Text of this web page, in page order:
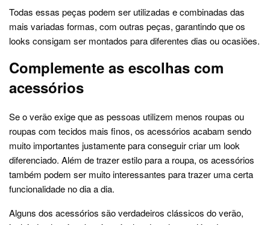
Todas essas peças podem ser utilizadas e combinadas das
mais variadas formas, com outras peças, garantindo que os
looks consigam ser montados para diferentes dias ou ocasiões.
Complemente as escolhas com
acessórios
Se o verão exige que as pessoas utilizem menos roupas ou
roupas com tecidos mais finos, os acessórios acabam sendo
muito importantes justamente para conseguir criar um look
diferenciado. Além de trazer estilo para a roupa, os acessórios
também podem ser muito interessantes para trazer uma certa
funcionalidade no dia a dia.
Alguns dos acessórios são verdadeiros clássicos do verão,